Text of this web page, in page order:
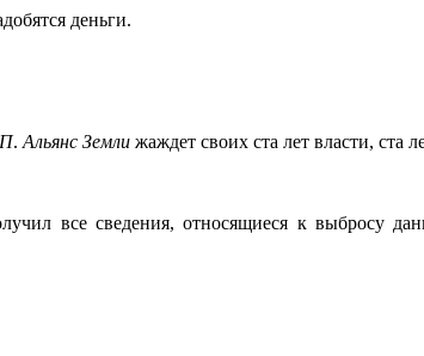
деньги.
.Альянс Земли жаждет своих ста лет власти, ста
все сведения, относящиеся к выбросу